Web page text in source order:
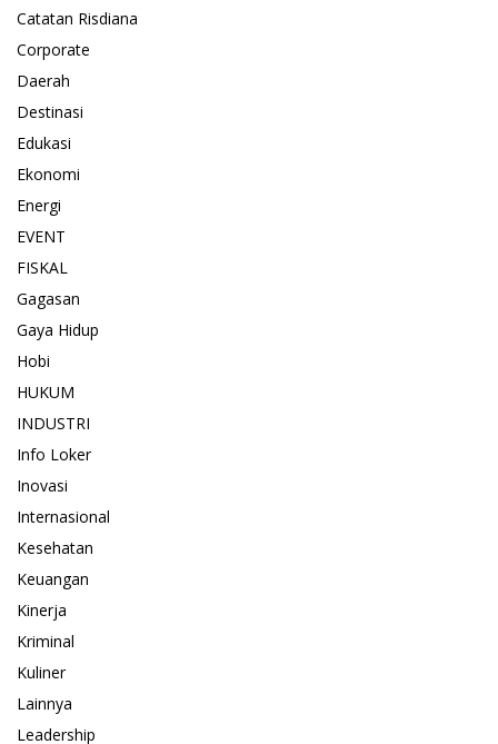
Catatan Risdiana
Corporate
Daerah
Destinasi
Edukasi
Ekonomi
Energi
EVENT
FISKAL
Gagasan
Gaya Hidup
Hobi
HUKUM
INDUSTRI
Info Loker
Inovasi
Internasional
Kesehatan
Keuangan
Kinerja
Kriminal
Kuliner
Lainnya
Leadership